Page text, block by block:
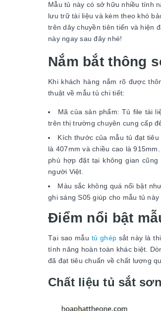
Mẫu tủ này có sở hữu nhiều tính
lưu trữ tài liệu và kèm theo khó
trên dây chuyền tiên tiến và hiện
này ngay sau đây nhé!
Nắm bắt thông
Khi khách hàng nắm rõ được
thuật về mẫu tủ chi tiết:
Mã của sản phẩm: Tủ file tài
trên thị trường chuyên cung cấp
Kích thước của mẫu tủ đạt
là 407mm và chiều cao là
phù hợp đặt tại không gian
người Việt.
Màu sắc không quá nổi bật
ghi sáng S05 giúp cho mẫu tủ
Điểm nổi bật
Tại sao mẫu tủ ghép sắt này là
tính năng hoàn toàn khác biệt.
đã đạt tiêu chuẩn về chất lượng
Chất liệu tủ sắt